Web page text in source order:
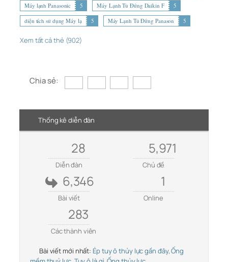
Máy lạnh Panasonic
5 Máy Lạnh Tủ Đứng Daikin F
5
diện tích sử dụng Máy lạ
5 Máy Lạnh Tủ Đứng Panason 5
Xem tất cả thẻ (902)
Chia sẻ:
Thống kê diễn đàn
28
Diễn đàn
5,971
Chủ đề
6,346
Bài viết
1
Online
283
Các thành viên
Bài viết mới nhất: Ép tuy ô thủy lực gần đây, Ống